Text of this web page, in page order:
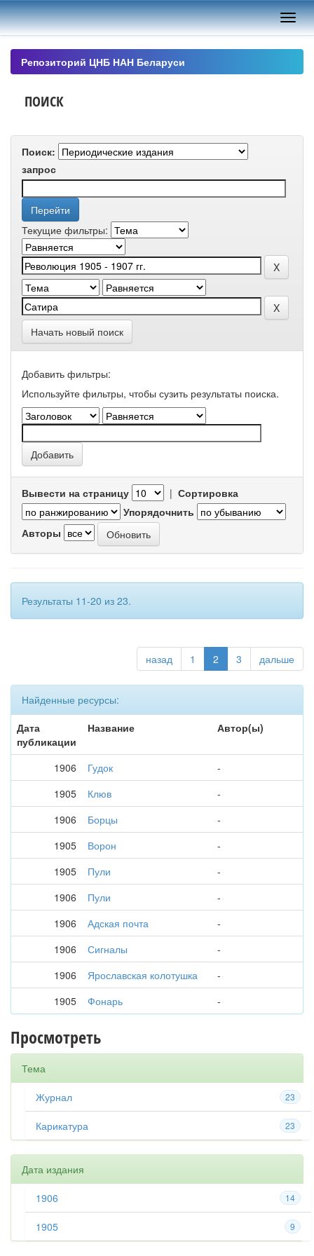
Skip
navigation
Репозиторий ЦНБ НАН Беларуси
ПОИСК
Поиск:
запрос
Текущие фильтры:
Начать новый поиск
Добавить фильтры:
Используйте фильтры, чтобы сузить результаты поиска.
Вывести на страницу | Сортировка
Упорядочнить
Авторы
Результаты 11-20 из 23.
назад 1 2 3 дальше
Найденные ресурсы:
Дата
публикации
Название Автор(ы)
1906 Гудок
-
1905
Клюв
-
1906
Борцы
-
1905
Ворон
-
1905
Пули
-
1906
Пули
-
1906
Адская почта
-
1906
Сигналы
-
1906
Ярославская колотушка
-
1905
Фонарь -
Просмотреть
Тема
23
Журнал
23
Карикатура
Дата издания
14
1906
9
1905